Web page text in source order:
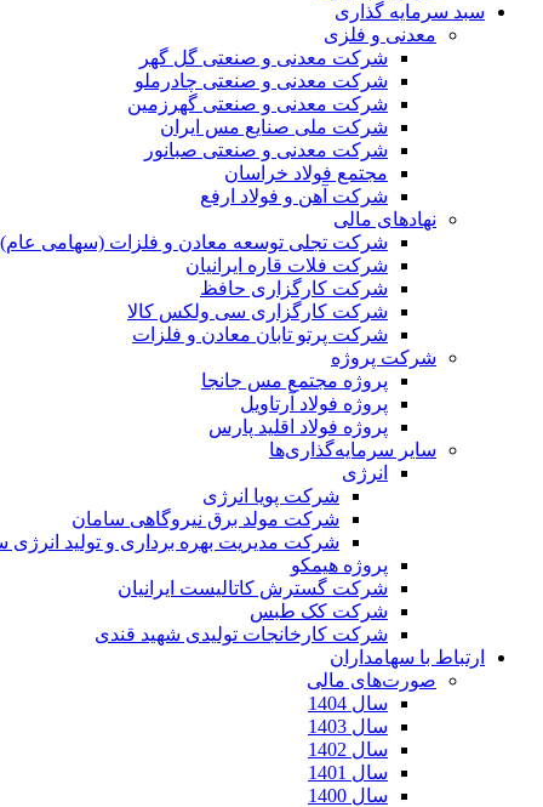
سبد سرمایه گذاری
معدنی و فلزی
شرکت معدنی و صنعتی گل گهر
شرکت معدنی و صنعتی چادرملو
شرکت معدنی و صنعتی گهرزمین
شرکت ملی صنایع مس ایران
شرکت معدنی و صنعتی صبانور
مجتمع فولاد خراسان
شرکت آهن و فولاد ارفع
نهادهای مالی
شرکت تجلی توسعه معادن و فلزات (سهامی عام)
شرکت فلات قاره ایرانیان
شرکت کارگزاری حافظ
شرکت کارگزاری سی ولکس کالا
شرکت پرتو تابان معادن و فلزات
شرکت پروژه
پروژه مجتمع مس جانجا
پروژه فولاد آرتاویل
پروژه فولاد اقلید پارس
سایر سرمایه‌گذاری‌ها
انرژی
شرکت پویا انرژی
شرکت مولد برق نیروگاهی سامان
شرکت مدیریت بهره برداری و تولید انرژی
پروژه هیمکو
شرکت گسترش کاتالیست ایرانیان
شرکت کک طبس
شرکت کارخانجات تولیدی شهید قندی
ارتباط با سهامداران
صورت‌های مالی
سال 1404
سال 1403
سال 1402
سال 1401
سال 1400